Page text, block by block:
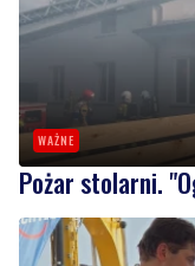
Pożar stolarni.